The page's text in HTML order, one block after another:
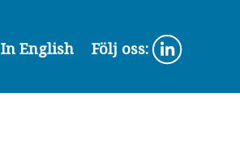
In English Följ oss: